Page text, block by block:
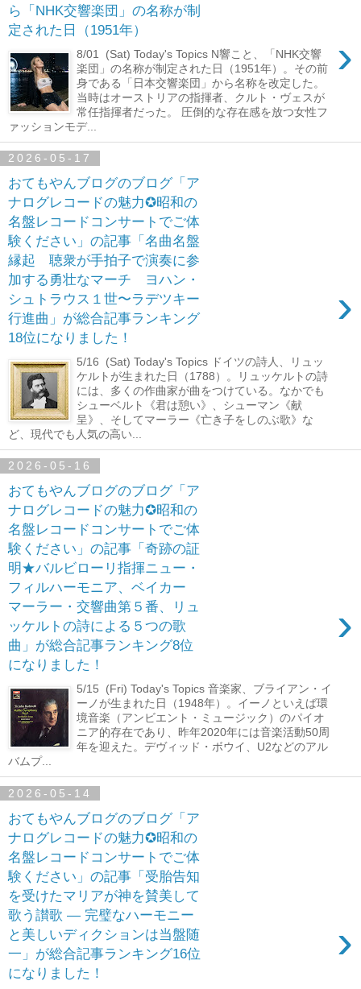
ら「NHK交響楽団」の名称が制
定された日（1951年）
›
8/01 (Sat) Today's Topics N響こと、「NHK交響
楽団」の名称が制定された日（1951年）。その前
身である「日本交響楽団」から名称を改定した。
当時はオーストリアの指揮者、クルト・ヴェスが
常任指揮者だった。 圧倒的な存在感を放つ女性フ
ァッションモデ...
2026-05-17
おてもやんブログのブログ「ア
ナログレコードの魅力✪昭和の
名盤レコードコンサートでご体
験ください」の記事「名曲名盤
縁起 聴衆が手拍子で演奏に参
加する勇壮なマーチ ヨハン・
シュトラウス１世〜ラデツキー
行進曲」が総合記事ランキング
18位になりました！
›
5/16 (Sat) Today's Topics ドイツの詩人、リュッ
ケルトが生まれた日（1788）。リュッケルトの詩
には、多くの作曲家が曲をつけている。なかでも
シューベルト《君は憩い》、シューマン《献
呈》、そしてマーラー《亡き子をしのぶ歌》な
ど、現代でも人気の高い...
2026-05-16
おてもやんブログのブログ「ア
ナログレコードの魅力✪昭和の
名盤レコードコンサートでご体
験ください」の記事「奇跡の証
明★バルビローリ指揮ニュー・
フィルハーモニア、ベイカー
マーラー・交響曲第５番、リュ
ッケルトの詩による５つの歌
曲」が総合記事ランキング8位
になりました！
›
5/15 (Fri) Today's Topics 音楽家、ブライアン・イ
ーノが生まれた日（1948年）。イーノといえば環
境音楽（アンビエント・ミュージック）のパイオ
ニア的存在であり、昨年2020年には音楽活動50周
年を迎えた。デヴィッド・ボウイ、U2などのアル
バムプ...
2026-05-14
おてもやんブログのブログ「ア
ナログレコードの魅力✪昭和の
名盤レコードコンサートでご体
験ください」の記事「受胎告知
を受けたマリアが神を賛美して
歌う讃歌 ― 完璧なハーモニー
と美しいディクションは当盤随
一」が総合記事ランキング16位
になりました！
›